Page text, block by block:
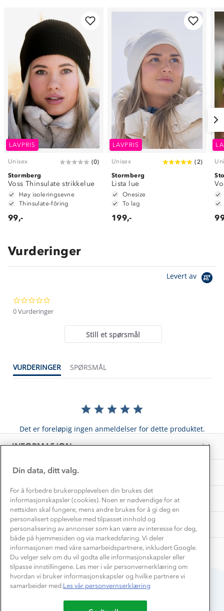
LAVPRIS
Unisex (0)
Stormberg
Voss Thinsulate strikkelue
Høy isoleringsevne
Thinsulate-fôring
99,-
LAVPRIS
Unisex ( 2)
Stormberg
Lista lue
Onesize
To lag
199,-
Vurderinger
Levert av
star
0 Vurderinger
Still et spørsmål
VURDERINGER SPØRSMÅL
Det er foreløpig ingen anmeldelser for dette produktet.
INFORMASJON
Kundeservice
Kundeklubb
Bedrift, barnehage og SFO
Presse
OM OSS
Klima og miljø
1% til samfunnet
Samarbeide med oss?
TIPS OG RÅD
Trelagsprinsippet barn
Alt du trenger til Norgesferien
Gravidklær
Vask og vedlikehold
EL-retur
Store størrelser
Turmat oppskrifter
Beredskap
AKTIVITETER
Få turinspirasjon og tips her⛰
Overnatte utendørs⛺
Leirskole 🥾
Barnehageansatt
Tips til hyttetur
Du betaler enkelt med
Din data, ditt valg.
For å forbedre brukeropplevelsen din brukes det
informasjonskapsler (cookies). Noen er nødvendige for at
nettsiden skal fungere, mens andre brukes for å gi deg en
personalisert opplevelse med tilpasset innhold og
personalisering av annonser som kan være av interesse for deg,
både på hjemmesiden og via markedsføring. Vi deler
informasjonen med våre samarbeidspartnere, inkludert Google.
Du velger selv om du vil godta alle informasjonskapsler eller
tilpasse innstillingene. Les mer i vår personvernerklæring om
hvordan vi bruker informasjonskapsler og hvilke partnere vi
samarbeider med.Les vår personvernserklæring